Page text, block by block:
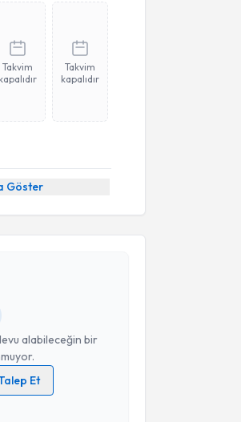
Takvim
kapalıdır
Takvim
kapalıdır
Göster
alabileceğin bir
Et
Aydınlatma Metni